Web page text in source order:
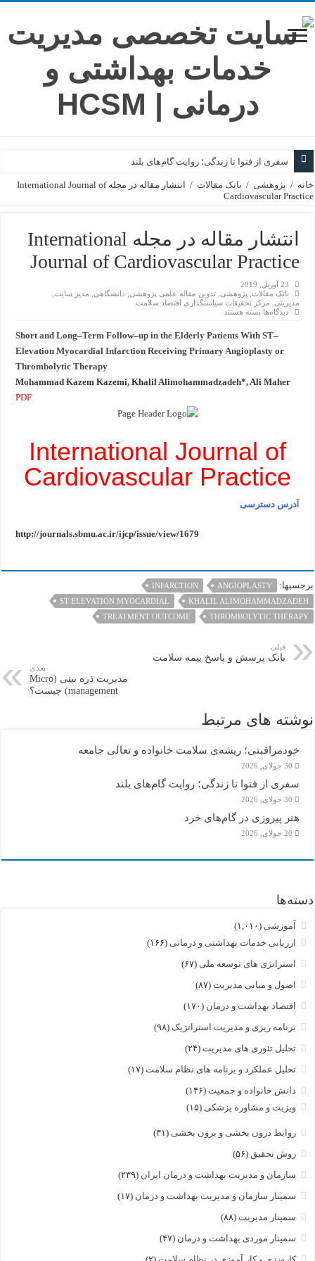
سفری از فتوا تا زندگی؛ روایت گام‌های بلند
خانه / پژوهشی / بانک مقالات /
انتشار مقاله در مجله International Journal of
Cardiovascular Practice
انتشار مقاله در مجله International
Journal of Cardiovascular Practice
23 آوریل, 2019
بانک مقالات پژوهشی ,تدوین مقاله علمی پژوهشی دانشگاهی مدیر سایت
مدیریتی
مركز تحقيقات سياستگذاري اقتصاد سلامت
دیدگاه‌ها برای
در
مجله
International
Cardiovascular
بسته هستند
Short and Long–Term Follow–up in the Elderly Patients With ST–
Elevation Myocardial Infarction Receiving Primary Angioplasty or
Thrombolytic Therapy
Mohammad Kazem Kazemi, Khalil Alimohammadzadeh*, Ali Maher
PDF
International Journal of
Cardiovascular Practice
آدرس دسترسی
http://journals.sbmu.ac.ir/ijcp/issue/view/1679
برجسبها: ANGIOPLASTY
INFARCTION
KHALIL ALIMOHAMMADZADEH
ST ELEVATION MYOCARDIAL
THROMBOLYTIC THERAPY
TREATMENT OUTCOME
قبلی
بانک پرسش و پاسخ بیمه سلامت
بعدی
مدیریت ذره بینی (Micro
management) چیست؟
نوشته های مرتبط
خودمراقبتی؛ ریشه‌ی سلامت خانواده و تعالی جامعه
30 جولای, 2026
سفری از فتوا تا زندگی؛ روایت گام‌های بلند
30 جولای, 2026
هنر پیروزی در گام‌های خرد
20 جولای, 2026
دسته‌ها
آموزشی (۱,۰۱۰)
ارزیابی خدمات بهداشتی و درمانی (۱۶۶)
استراتژی های توسعه ملی (۶۷)
اصول و مبانی مدیریت (۸۷)
اقتصاد بهداشت و درمان (۱۷۰)
برنامه ریزی و مدیریت استراتژیک (۹۸)
تحلیل تئوری های مدیریت (۲۴)
تحلیل عملکرد و برنامه های نظام سلامت (۱۷)
دانش خانواده و جمعیت (۱۴۶)
ویزیت و مشاوره پزشکی (۱۵)
روابط درون بخشی و برون بخشی (۳۱)
روش تحقیق (۵۶)
سازمان و مدیریت بهداشت و درمان ایران (۲۳۹)
سمینار سازمان و مدیریت بهداشت و درمان (۱۷)
سمینار مدیریت (۸۸)
سمینار موردی بهداشت و درمان (۴۷)